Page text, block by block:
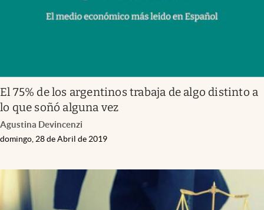
El 75% de los argentinos trabaja de algo distinto a
lo que soñó alguna vez
Agustina Devincenzi
domingo, 28 de Abril de 2019